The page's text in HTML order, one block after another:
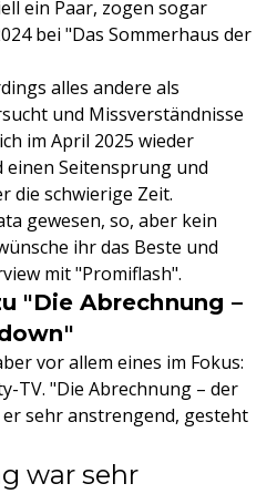
ein Paar, zogen sogar
bei "Das Sommerhaus der
alles andere als
und Missverständnisse
im April 2025 wieder
Seitensprung und
die schwierige Zeit.
gewesen, so, aber kein
ihr das Beste und
mit "Promiflash".
"Die Abrechnung –
vor allem eines im Fokus:
TV. "Die Abrechnung – der
sehr anstrengend, gesteht
war sehr